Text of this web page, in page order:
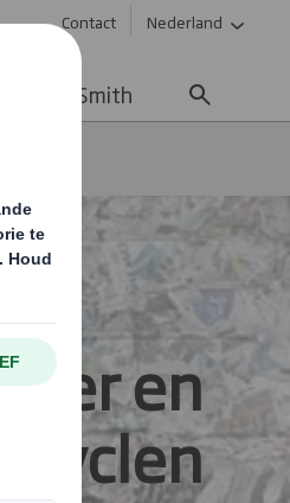
Contact Nederland
bij DS Smith
en
recyclen